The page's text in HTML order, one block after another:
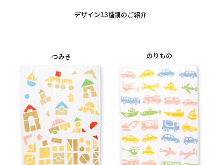
デザイン13種類のご紹介
つみき のりもの